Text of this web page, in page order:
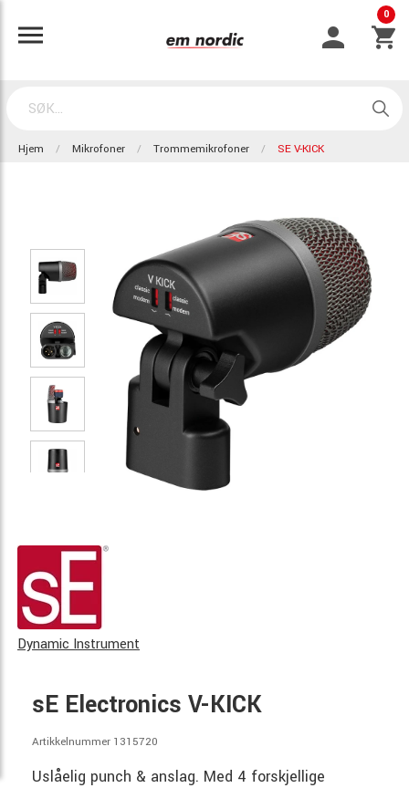
0
Hjem Mikrofoner Trommemikrofoner SE V-KICK
Dynamic Instrument
sE Electronics V-KICK
Artikkelnummer 1315720
Uslåelig punch & anslag. Med 4 forskjellige